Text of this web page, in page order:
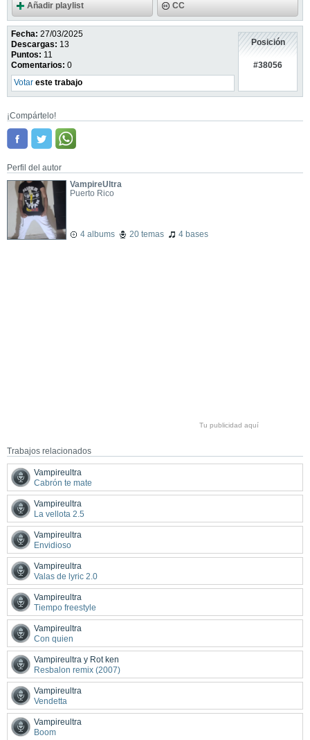
Añadir playlist CC
Fecha: 27/03/2025
Descargas: 13
Puntos: 11
Comentarios: 0
Votar este trabajo
Posición
#38056
¡Compártelo!
Perfil del autor
VampireUltra
Puerto Rico
4 albums 20 temas 4 bases
Tu publicidad aquí
Trabajos relacionados
Vampireultra
Cabrón te mate
Vampireultra
La vellota 2.5
Vampireultra
Envidioso
Vampireultra
Valas de lyric 2.0
Vampireultra
Tiempo freestyle
Vampireultra
Con quien
Vampireultra y Rot ken
Resbalon remix (2007)
Vampireultra
Vendetta
Vampireultra
Boom